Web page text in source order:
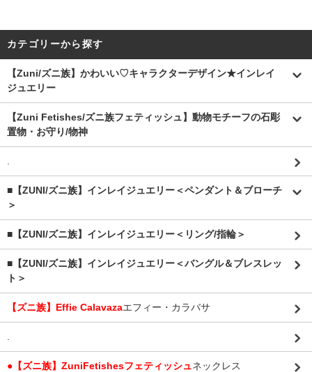
カテゴリーから探す
【Zuni/ズニ族】かわいい♡キャラクターデザイン★インレイ
ジュエリー
【Zuni Fetishes/ズニ族フェティッシュ】動物モチーフの石彫
置物・お守り/物神
.
■【ZUNI/ズニ族】インレイジュエリー＜ペンダント＆ブローチ
＞
■【ZUNI/ズニ族】インレイジュエリー＜リング/指輪＞
■【ZUNI/ズニ族】インレイジュエリー＜バングル＆ブレスレッ
ト＞
【ズニ族】Effie Calavazaエフィー・カラバサ
.
●【ズニ族】ZuniFetishesフェティッシュネックレス